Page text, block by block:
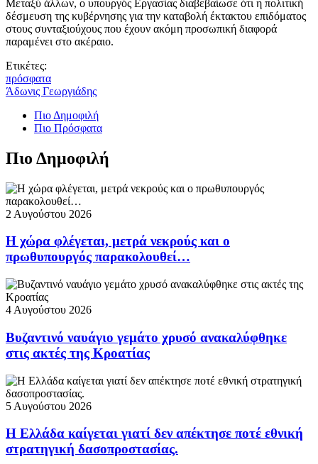
Μεταξύ άλλων, ο υπουργός Εργασίας διαβεβαίωσε ότι η πολιτική
δέσμευση της κυβέρνησης για την καταβολή έκτακτου επιδόματος
στους συνταξιούχους που έχουν ακόμη προσωπική διαφορά
παραμένει στο ακέραιο.
Ετικέτες:
πρόσφατα
Άδωνις Γεωργιάδης
Πιο Δημοφιλή
Πιο Πρόσφατα
Πιο Δημοφιλή
2 Αυγούστου 2026
Η χώρα φλέγεται, μετρά νεκρούς και ο
πρωθυπουργός παρακολουθεί…
4 Αυγούστου 2026
Βυζαντινό ναυάγιο γεμάτο χρυσό ανακαλύφθηκε
στις ακτές της Κροατίας
5 Αυγούστου 2026
Η Ελλάδα καίγεται γιατί δεν απέκτησε ποτέ εθνική
στρατηγική δασοπροστασίας.